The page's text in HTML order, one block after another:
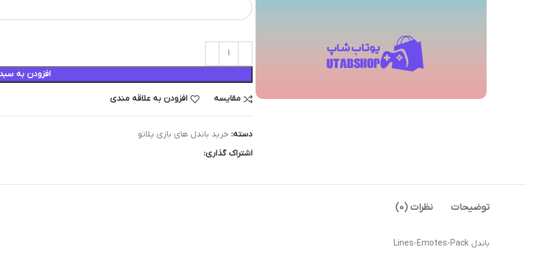
افزودن به
مقایسه افزودن به علاقه مندی
دسته: خرید باندل های بازی پلاتو
اشتراک گذاری:
توضیحات نظرات (0)
باندل Lines-Emotes-Pack